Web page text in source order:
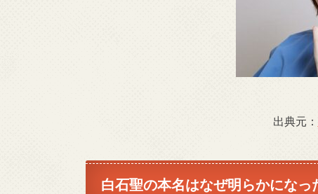
出典元：
白石聖の本名はなぜ明らかになっ